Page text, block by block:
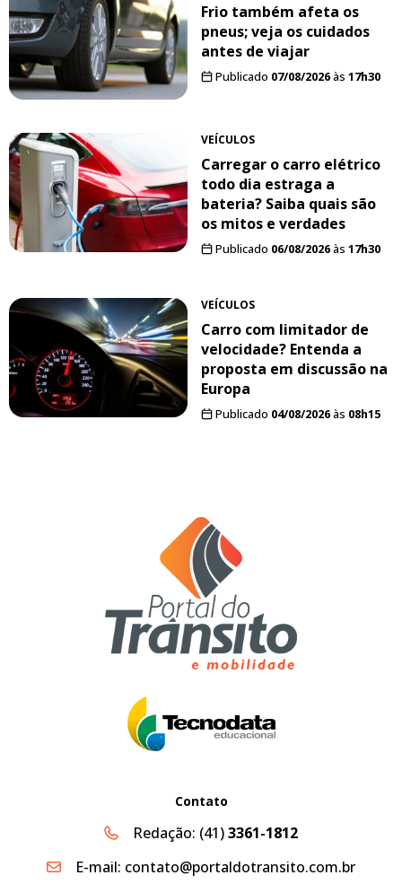
Frio também afeta os
pneus; veja os cuidados
antes de viajar
Publicado 07/08/2026às 17h30
VEÍCULOS
Carregar o carro elétrico
todo dia estraga a
bateria? Saiba quais são
os mitos e verdades
Publicado 06/08/2026às 17h30
VEÍCULOS
Carro com limitador de
velocidade? Entenda a
proposta em discussão na
Europa
Publicado 04/08/2026às 08h15
Contato
Redação: (41)3361-1812
E-mail: contato@portaldotransito.com.br